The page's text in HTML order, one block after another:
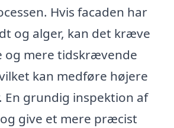
Hvis facaden har
og alger, kan det kræve
og mere tidskrævende
kan medføre højere
En grundig inspektion af
give et mere præcist